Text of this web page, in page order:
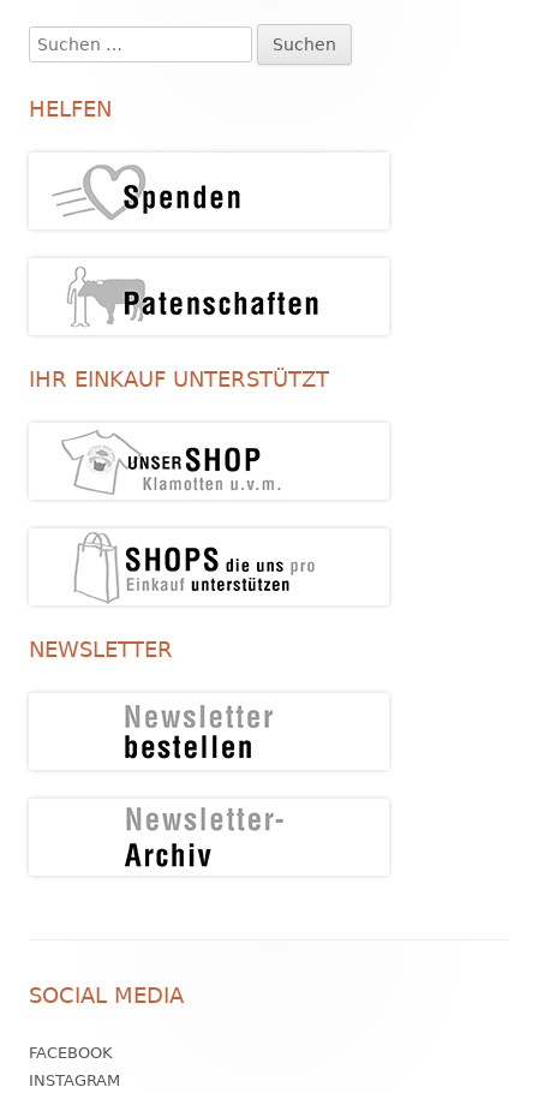
Haupt-
Seitenleiste
Suchen
nach:
HELFEN
IHR EINKAUF UNTERSTÜTZT
NEWSLETTER
Inhalt
SOCIAL MEDIA
FACEBOOK
INSTAGRAM